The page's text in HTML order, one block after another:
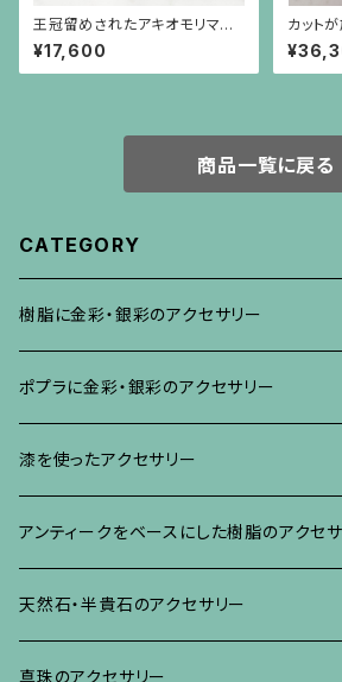
王冠留めされたアキオモリマー
クの刻印のイヤリング（大）
¥17,600
カット
スと円
りが施
グネッ
商品一覧に戻る
CATEGORY
樹脂に金彩・銀彩のアクセサリー
ブローチ
イヤリング・ピアス
ネックレス、その他
ポプラに金彩・銀彩のアクセサリー
ブローチ
イヤリング、ピアス
ネックレス、ペンダント
ブレスレット、バングル、その他
漆を使ったアクセサリー
ブローチ
イヤリング・ピアス
ネックレス・ペンダント
アンティークをベースにした樹脂のアクセ
ブローチ
イヤリング・ピアス
天然石・半貴石のアクセサリー
ブローチ
真珠のアクセサリー